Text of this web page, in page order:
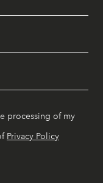
processing of my
Privacy Policy